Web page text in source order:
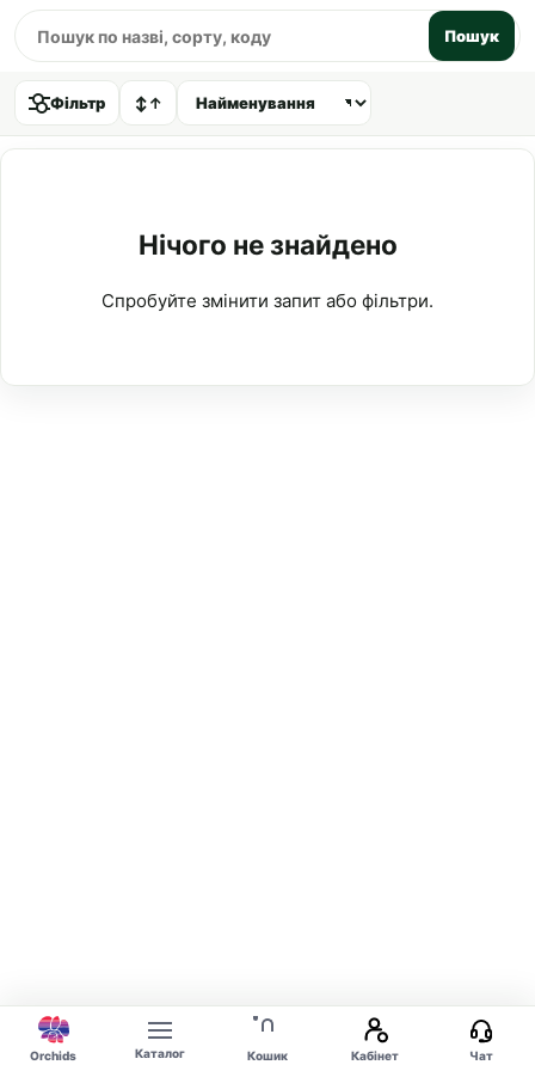
Пошук
Фільтр ↕↑
Нічого не знайдено
Спробуйте змінити запит або фільтри.
Orchids Каталог Кошик Кабінет Чат